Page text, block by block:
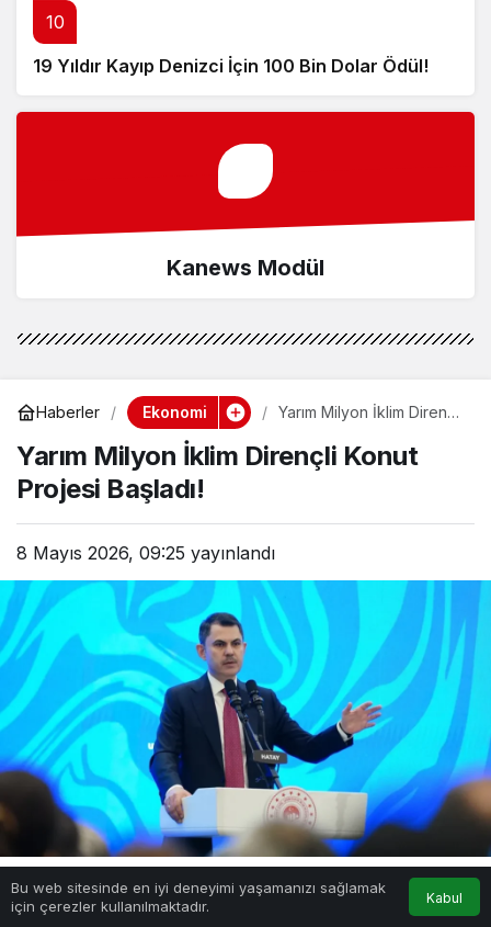
10
19 Yıldır Kayıp Denizci İçin 100 Bin Dolar Ödül!
Kanews Modül
Haberler Ekonomi
Yarım Milyon İklim Dirençli
Yarım Milyon İklim Dirençli Konut
Projesi Başladı!
8 Mayıs 2026, 09:25 yayınlandı
Paylaş
Bu web sitesinde en iyi deneyimi yaşamanızı sağlamak
için çerezler kullanılmaktadır.
Kabul